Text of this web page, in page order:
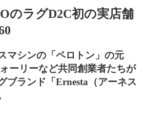
のラグD2C初の実店舗
マシンの「ペロトン」の元
ーリーなど共同創業者たちが
ブランド「Ernesta（アーネス